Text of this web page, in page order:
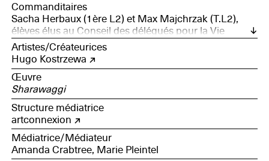
Commanditaires
Sacha Herbaux (1ère L2) et Max Majchrzak (T.L2),
élèves élus au Conseil des délégués pour la Vie
Lycéenne ; Mathilde Lanier, Estelle Cocquempot, Till
Delphini, Nicolas Markovic, Gwendoline Cornille,
Anna Flamen, Lucille Lemaire, Cécile Vandeplas, Flore
Teneul, Camille Goddon, Sonia Lohez, Margaux Van
Caeneghem, Jeanne Jamin, Cléophée Sauvillers, Luz
Desliens, élèves de 1ère L2, option arts plastiques en
2015-2016
Artistes/Créateurices
Hugo Kostrzewa
Œuvre
Sharawaggi
Structure médiatrice
artconnexion
Médiatrice/Médiateur
Amanda Crabtree, Marie Pleintel